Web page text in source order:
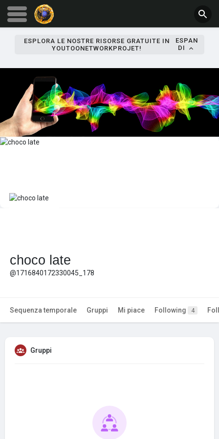
ESPLORA LE NOSTRE RISORSE GRATUITE IN
YOUTOONETWORKPROJET!
ESPAN
DI
choco late
@1716840172330045_178
Sequenza temporale Gruppi Mi piace Following 4
Gruppi